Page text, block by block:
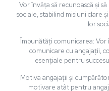
Vor învăța să recunoască și
sociale, stabilind misiuni clare
lor
Îmbunătăți comunicarea:
comunicare cu angajații,
esențiale pentru
Motiva angajații și
motivare atât pentru